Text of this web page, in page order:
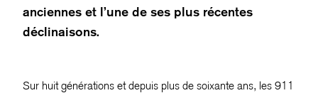
anciennes et l’une de ses plus récentes
déclinaisons.
Sur huit générations et depuis plus de soixante ans, les 911